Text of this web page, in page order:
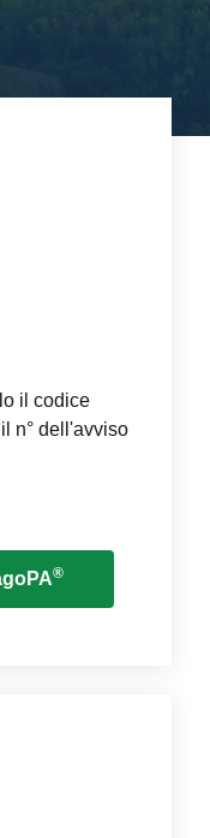
il codice
n° dell'avviso
®